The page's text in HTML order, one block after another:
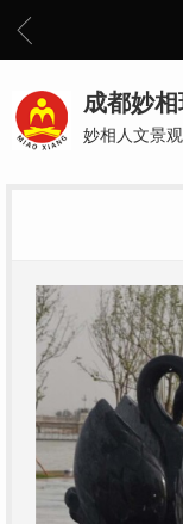
成都妙
妙相人文景